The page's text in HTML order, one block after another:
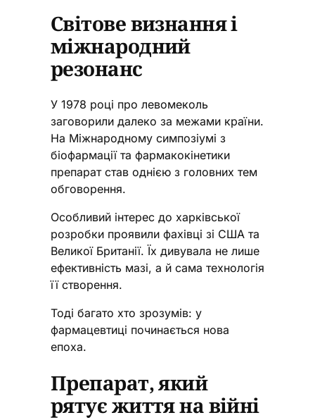
Світове визнання і
міжнародний
резонанс
У 1978 році про левомеколь
заговорили далеко за межами країни.
На Міжнародному симпозіумі з
біофармації та фармакокінетики
препарат став однією з головних тем
обговорення.
Особливий інтерес до харківської
розробки проявили фахівці зі США та
Великої Британії. Їх дивувала не лише
ефективність мазі, а й сама технологія
її створення.
Тоді багато хто зрозумів: у
фармацевтиці починається нова
епоха.
Препарат, який
рятує життя на війні